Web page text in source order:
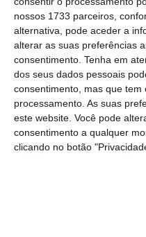
nossos 1733 parceiros,
alternativa, pode aceder a
alterar as suas preferências
consentimento. Tenha em
dos seus dados pessoais
consentimento, mas que
processamento. As suas
este website. Você pode
consentimento a qualquer
clicando no botão
naturais, superando as
setor relacionadas
informação.
A possibilidade de
evento, com
metodológica,
na avaliação do risco,